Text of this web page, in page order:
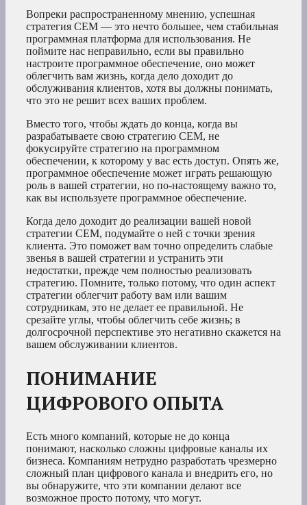
Вопреки распространенному мнению, успешная
стратегия CEM — это нечто большее, чем стабильная
программная платформа для использования. Не
поймите нас неправильно, если вы правильно
настроите программное обеспечение, оно может
облегчить вам жизнь, когда дело доходит до
обслуживания клиентов, хотя вы должны понимать,
что это не решит всех ваших проблем.
Вместо того, чтобы ждать до конца, когда вы
разрабатываете свою стратегию CEM, не
фокусируйте стратегию на программном
обеспечении, к которому у вас есть доступ. Опять же,
программное обеспечение может играть решающую
роль в вашей стратегии, но по-настоящему важно то,
как вы используете программное обеспечение.
Когда дело доходит до реализации вашей новой
стратегии CEM, подумайте о ней с точки зрения
клиента. Это поможет вам точно определить слабые
звенья в вашей стратегии и устранить эти
недостатки, прежде чем полностью реализовать
стратегию. Помните, только потому, что один аспект
стратегии облегчит работу вам или вашим
сотрудникам, это не делает ее правильной. Не
срезайте углы, чтобы облегчить себе жизнь; в
долгосрочной перспективе это негативно скажется на
вашем обслуживании клиентов.
ПОНИМАНИЕ
ЦИФРОВОГО ОПЫТА
Есть много компаний, которые не до конца
понимают, насколько сложны цифровые каналы их
бизнеса. Компаниям нетрудно разработать чрезмерно
сложный план цифрового канала и внедрить его, но
вы обнаружите, что эти компании делают все
возможное просто потому, что могут.